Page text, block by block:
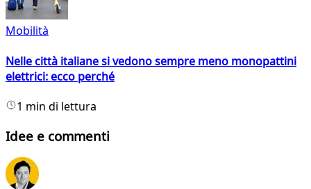
Mobilità
Nelle città italiane si vedono sempre meno monopattini
elettrici: ecco perché
1 min di lettura
Idee e commenti